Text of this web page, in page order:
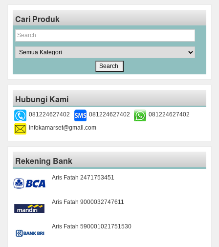
Cari Produk
Hubungi Kami
081224627402 081224627402
081224627402
infokamarset@gmail.com
Rekening Bank
Aris Fatah 2471753451
Aris Fatah 9000032747611
Aris Fatah 590001021751530